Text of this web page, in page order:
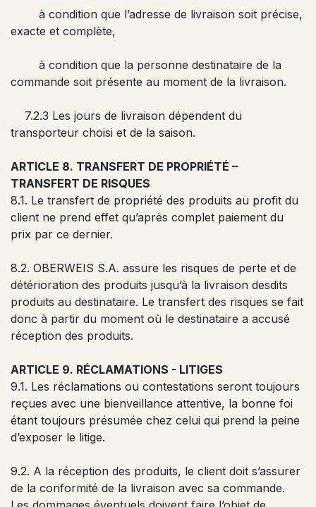
à condition que l’adresse de livraison soit précise,
exacte et complète,
à condition que la personne destinataire de la
commande soit présente au moment de la livraison.
7.2.3 Les jours de livraison dépendent du
transporteur choisi et de la saison.
ARTICLE 8. TRANSFERT DE PROPRIÉTÉ –
TRANSFERT DE RISQUES
8.1. Le transfert de propriété des produits au profit du
client ne prend effet qu’après complet paiement du
prix par ce dernier.
8.2. OBERWEIS S.A. assure les risques de perte et de
détérioration des produits jusqu’à la livraison desdits
produits au destinataire. Le transfert des risques se fait
donc à partir du moment où le destinataire a accusé
réception des produits.
ARTICLE 9. RÉCLAMATIONS - LITIGES
9.1. Les réclamations ou contestations seront toujours
reçues avec une bienveillance attentive, la bonne foi
étant toujours présumée chez celui qui prend la peine
d’exposer le litige.
9.2. A la réception des produits, le client doit s’assurer
de la conformité de la livraison avec sa commande.